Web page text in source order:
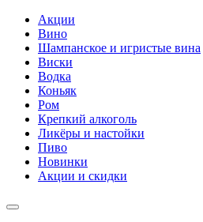
Акции
Вино
Шампанское и игристые вина
Виски
Водка
Коньяк
Ром
Крепкий алкоголь
Ликёры и настойки
Пиво
Новинки
Акции и скидки